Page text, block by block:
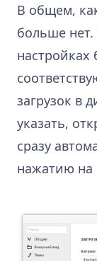
В общем,
больше
настройках
загрузок в
указать,
сразу
нажатию на